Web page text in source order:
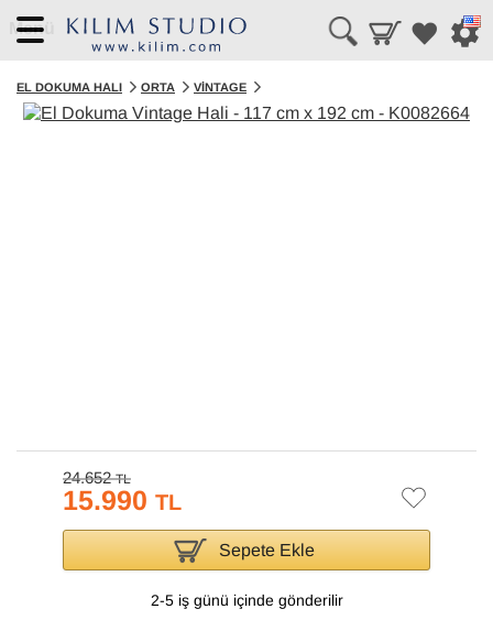
Menü
EL DOKUMA HALI ORTA VINTAGE
24.652TL
15.990 TL
Sepete Ekle
2-5 iş günü içinde gönderilir